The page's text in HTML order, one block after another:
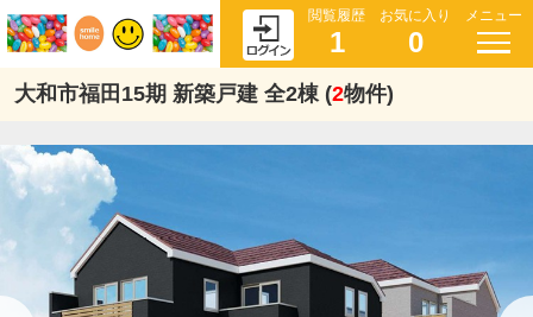
閲覧履歴
1
お気に入り
0
メニュー
大和市福田15期 新築戸建 全2棟 (2物件)